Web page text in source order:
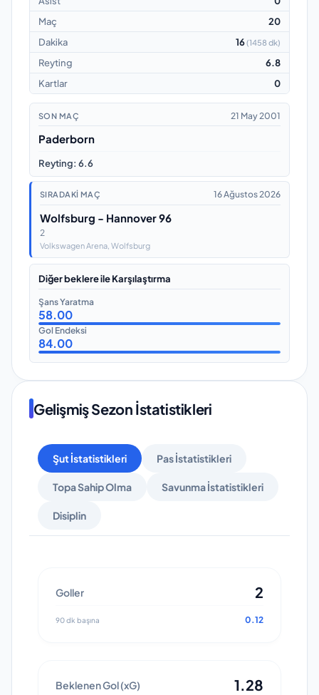
Maç
20
Dakika
16(1458 dk)
Reyting
6.8
Kartlar
0
SON MAÇ 21 May 2001
Paderborn
Reyting: 6.6
SIRADAKI MAÇ 16 Ağustos 2026
Wolfsburg - Hannover 96
2
Volkswagen Arena , Wolfsburg
Diğer beklere ile Karşılaştırma
Şans Yaratma
58.00
Gol Endeksi
84.00
Gelişmiş Sezon İstatistikleri
Şut İstatistikleri Pas İstatistikleri
Topa Sahip Olma Savunma İstatistikleri
Disiplin
Goller 2
90 dk başına 0.12
Beklenen Gol (xG) 1.28